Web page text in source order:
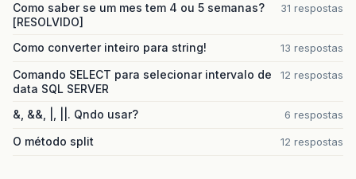
Como saber se um mes tem 4 ou 5 semanas?
[RESOLVIDO]
31 respostas
Como converter inteiro para string! 13 respostas
Comando SELECT para selecionar intervalo de
data SQL SERVER
12 respostas
&, &&, |, ||. Qndo usar? 6 respostas
O método split 12 respostas